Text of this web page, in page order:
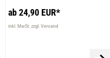
ab 24,90 EUR*
inkl. MwSt. zzgl. Versand